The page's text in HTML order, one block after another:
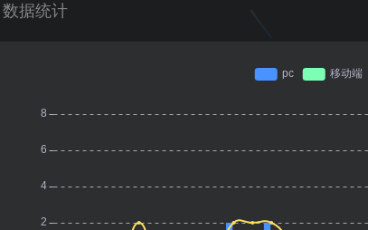
数据统计